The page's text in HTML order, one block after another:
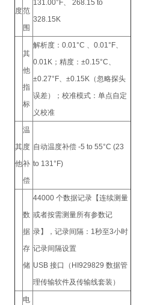
度范
围
131.00°F、 268.15 to
328.15K
其
他
指
标
解析度：0.01°C 、0.01°F、
0.01K；精度：±0.15°C、
±0.27°F、±0.15K（忽略探头
误差）；校准模式：单点自定
义校准
其
他
温
度
补
偿
自动温度补偿 -5 to 55°C (23
to 131°F)
数
据
存
储
44000 个数据记录【连续测量
或者按需测量所有参数记
录】，记录间隔：1秒至3小时
记录间隔设置
USB 接口（HI929829 数据管
理传输软件及传输线套装）
电